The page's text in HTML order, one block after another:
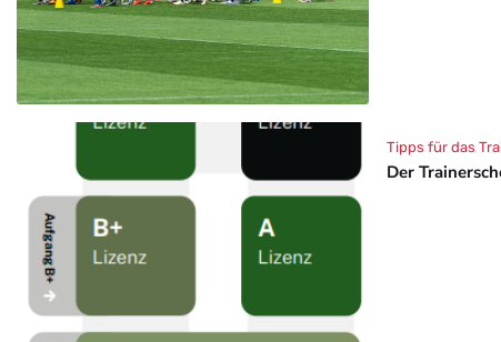
Der
Tipps für das